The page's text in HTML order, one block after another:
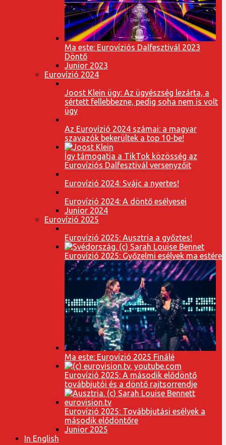
Ma este: Eurovíziós Dalfesztivál 2023
Döntő
Junior 2023
Eurovízió 2024
Joost Klein ügy: Az ügyészség lezárta, a
sértett fellebbezne, pedig soha nem is volt
ügy
Az Eurovízió 2024 számai: a magyar
szavazók bekerültek a top 10-be!
Így támogatja a TikTok közösség az
Eurovíziós Dalfesztivál versenyzőit
Eurovízió 2024: Svájc a nyertes!
Eurovízió 2024: A döntő esélyesei
Junior 2024
Eurovízió 2025
Eurovízió 2025: Ausztria a győztes!
Eurovízió 2025: Győzelmi esélyek ma estére
Ma este: Eurovízió 2025 Finálé
Eurovízió 2025: A második elődöntő
továbbjutói és a döntő rajtsorrendje
Eurovízió 2025: Továbbjutási esélyek a
második elődöntőre
Junior 2025
In English